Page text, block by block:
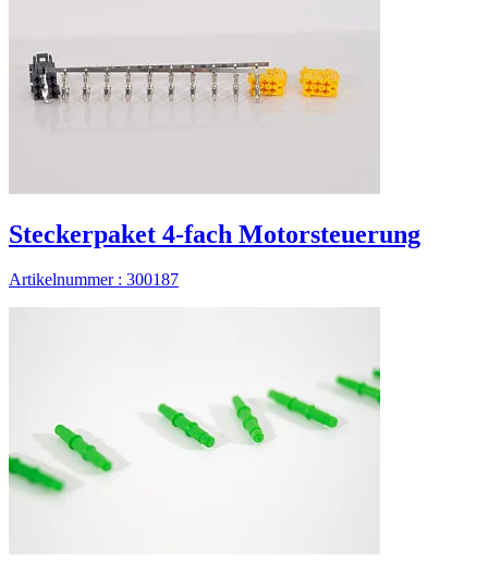
Steckerpaket 4-fach Motorsteuerung
Artikelnummer : 300187